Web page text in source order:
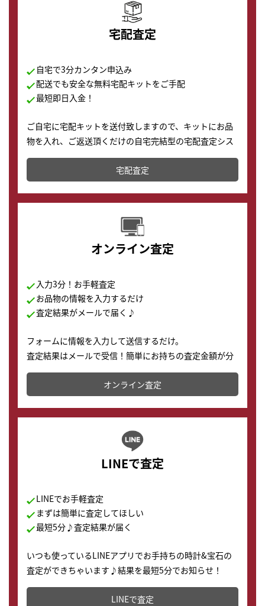
宅配査定
自宅で3分カンタン申込み
配送でも安全な無料宅配キットをご手配
最短即日入金！
ご自宅に宅配キットを送付致しますので、キットにお品
物を入れ、ご返送頂くだけの自宅完結型の宅配査定シス
テムです。
配送でも簡単&安全に査定・買取に出すことが可能で
す。
宅配査定
オンライン査定
入力3分！お手軽査定
お品物の情報を入力するだけ
査定結果がメールで届く♪
フォームに情報を入力して送信するだけ。
査定結果はメールで受信！簡単にお持ちの査定金額が分
かります。
オンライン査定
LINEで査定
LINEでお手軽査定
まずは簡単に査定してほしい
最短5分♪査定結果が届く
いつも使っているLINEアプリでお手持ちの時計&宝石の
査定ができちゃいます♪結果を最短5分でお知らせ！
どこからでもすぐに査定金額を知ることが出来ます。
LINEで査定